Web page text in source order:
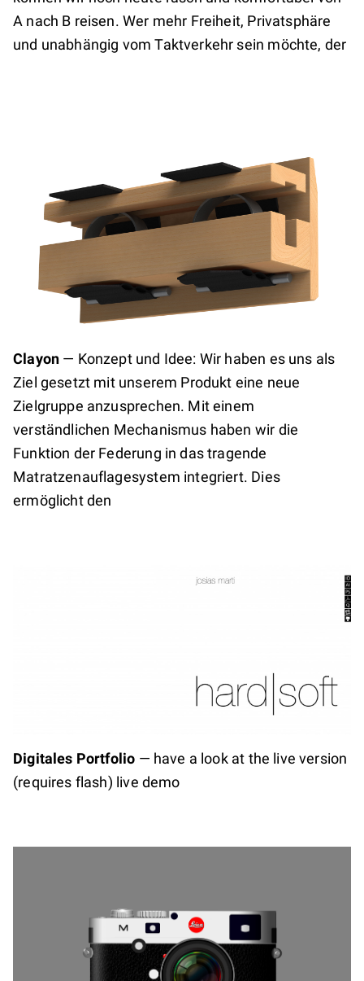
A nach B reisen. Wer mehr Freiheit, Privatsphäre
und unabhängig vom Taktverkehr sein möchte, der
Clayon — Konzept und Idee: Wir haben es uns als
Ziel gesetzt mit unserem Produkt eine neue
Zielgruppe anzusprechen. Mit einem
verständlichen Mechanismus haben wir die
Funktion der Federung in das tragende
Matratzenauflagesystem integriert. Dies
ermöglicht den
Digitales Portfolio — have a look at the live version
(requires flash) live demo